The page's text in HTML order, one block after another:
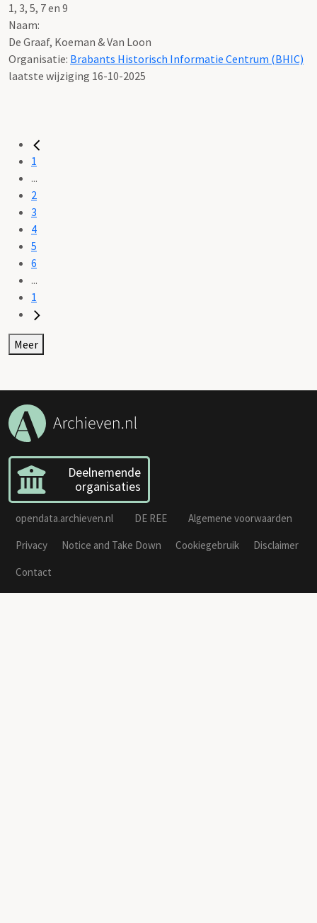
1, 3, 5, 7 en 9
Naam:
De Graaf, Koeman & Van Loon
Organisatie: Brabants Historisch Informatie Centrum (BHIC)
laatste wijziging 16-10-2025
1
...
2
3
4
5
6
...
1
Meer
Deelnemende
organisaties
opendata.archieven.nl DE REE
Algemene voorwaarden
Privacy
Notice and Take Down Cookiegebruik
Disclaimer
Contact